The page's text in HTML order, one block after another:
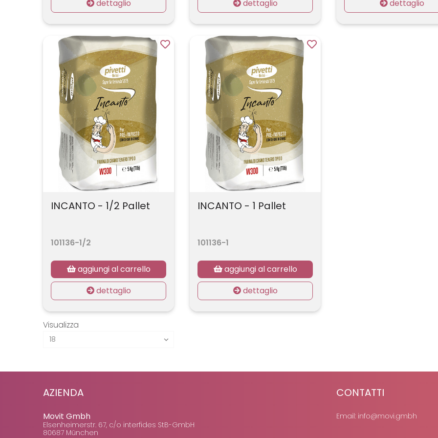
dettaglio
dettaglio
dettaglio
INCANTO - 1/2 Pallet
101136-1/2
aggiungi al carrello
dettaglio
INCANTO - 1 Pallet
101136-1
aggiungi al carrello
dettaglio
Visualizza
AZIENDA
Movit Gmbh
Elsenheimerstr. 67, c/o interfides StB-GmbH
80687 München
CONTATTI
Email: info@movi.gmbh